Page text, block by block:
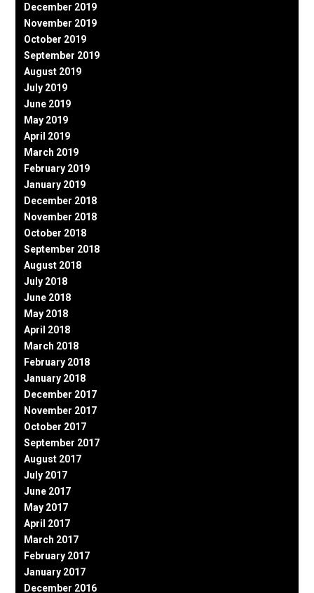
December 2019
November 2019
October 2019
September 2019
August 2019
July 2019
June 2019
May 2019
April 2019
March 2019
February 2019
January 2019
December 2018
November 2018
October 2018
September 2018
August 2018
July 2018
June 2018
May 2018
April 2018
March 2018
February 2018
January 2018
December 2017
November 2017
October 2017
September 2017
August 2017
July 2017
June 2017
May 2017
April 2017
March 2017
February 2017
January 2017
December 2016